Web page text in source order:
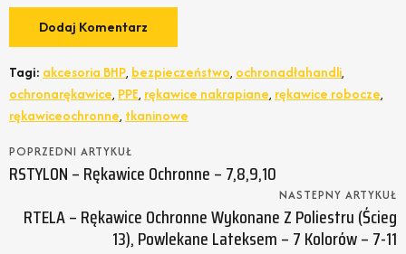
Tagi: akcesoria BHP, bezpieczeństwo, ochronadłahandli,
ochronarękawice, PPE, rękawice nakrapiane, rękawice robocze,
rękawiceochronne, tkaninowe
POPRZEDNI ARTYKUŁ
RSTYLON – Rękawice Ochronne – 7,8,9,10
NASTEPNY ARTYKUŁ
RTELA – Rękawice Ochronne Wykonane Z Poliestru (ścieg
13), Powlekane Lateksem – 7 Kolorów – 7-11